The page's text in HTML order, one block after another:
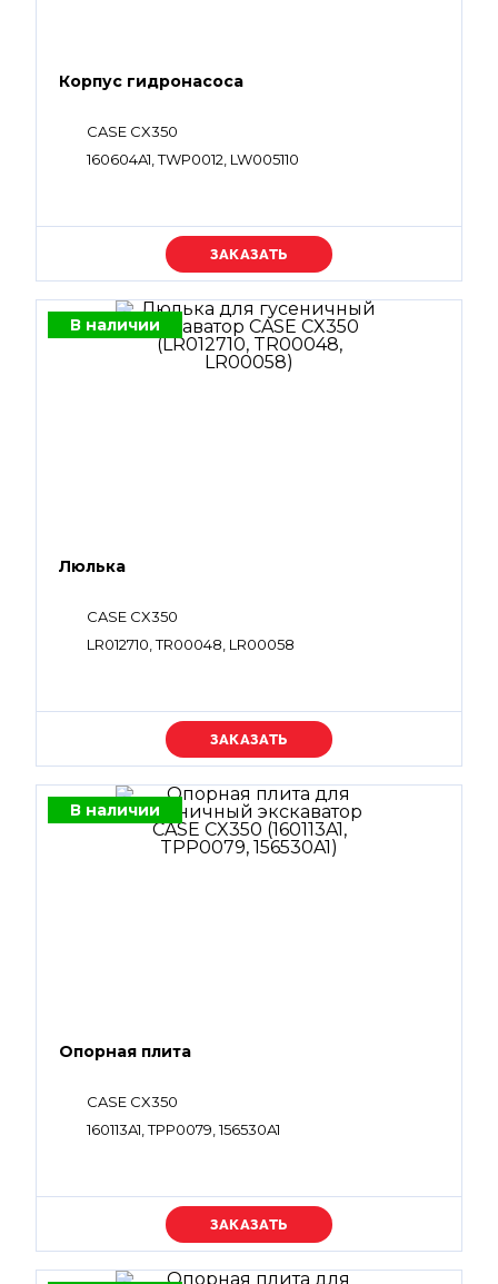
Корпус гидронасоса
CASE CX350
160604A1, TWP0012, LW005110
Уточняйте цену
В наличии
Люлька
CASE CX350
LR012710, TR00048, LR00058
Уточняйте цену
В наличии
Опорная плита
CASE CX350
160113A1, TPP0079, 156530A1
Уточняйте цену